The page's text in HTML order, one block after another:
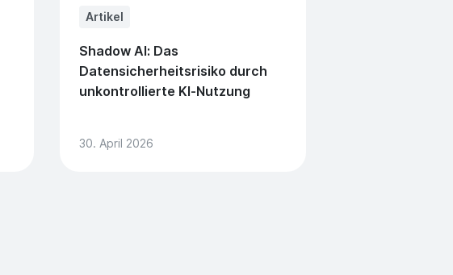
Artikel
Shadow AI: Das
Datensicherheitsrisiko durch
unkontrollierte KI-Nutzung
30. April 2026